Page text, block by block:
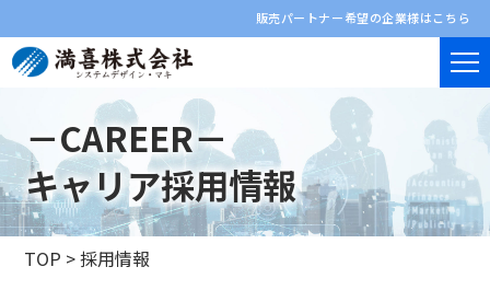
販売パートナー希望の企業様はこちら
－CAREER－
キャリア採用情報
TOP >採用情報